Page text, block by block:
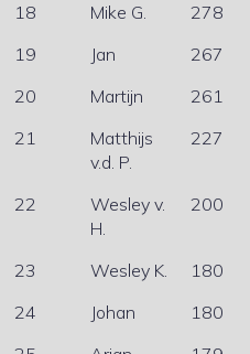
18 Mike G. 278
19
Jan 267
20
Martijn 261
21
Matthijs
v.d. P.
227
22
Wesley v.
H.
200
23 Wesley K. 180
24
Johan 180